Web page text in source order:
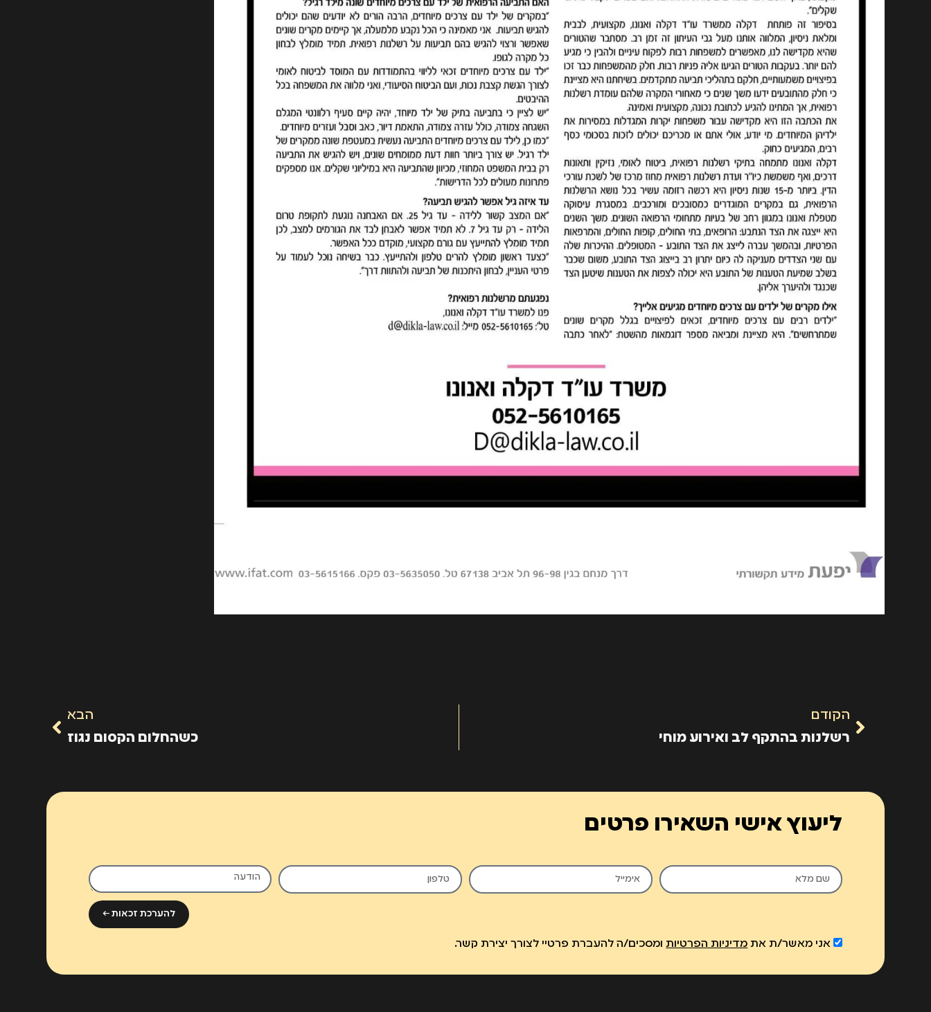
הקודם
רשלנות בהתקף לב ואירוע מוחי
הבא
כשהחלום הקסום נגוז
ליעוץ אישי השאירו פרטים
אני מאשר/ת את מדיניות הפרטיותומסכים/ה להעברת פרטיי לצורך יצירת קשר.
להערכת זכאות ←